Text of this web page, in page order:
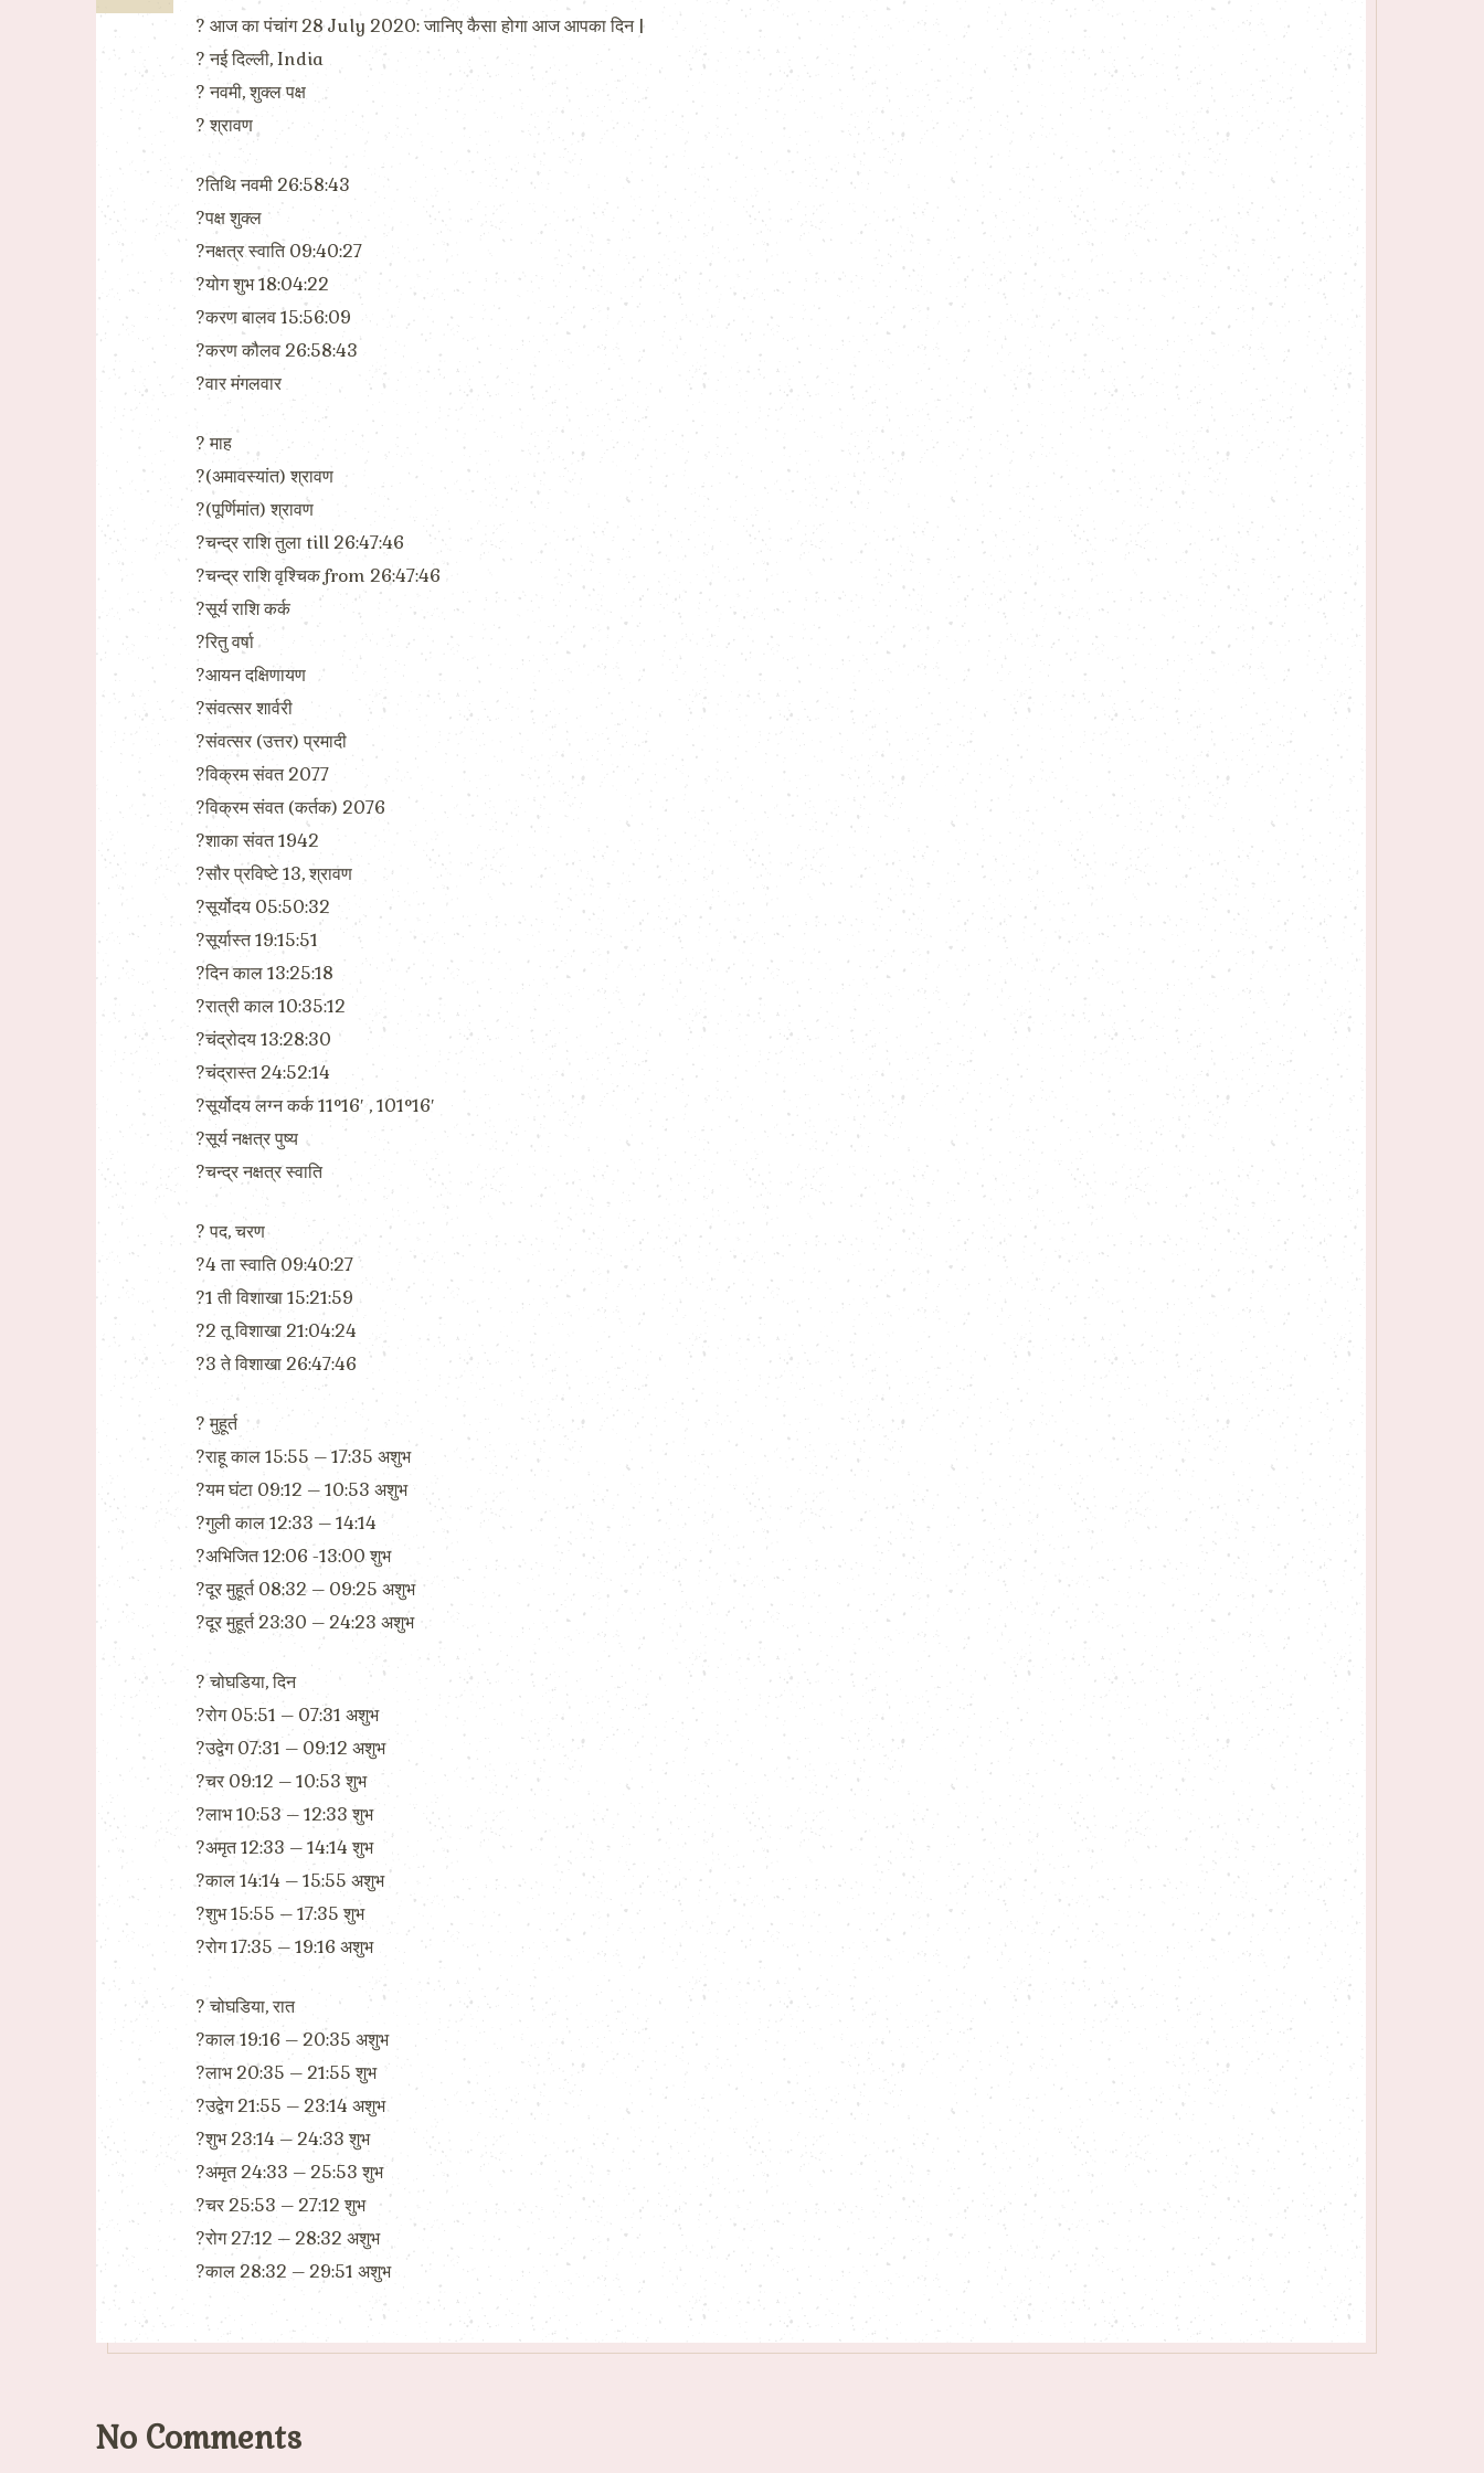
? आज का पंचांग 28 July 2020: जानिए कैसा होगा आज आपका दिन |
?️ नई दिल्ली, India
?️ नवमी, शुक्ल पक्ष
?️ श्रावण
?तिथि नवमी 26:58:43
?पक्ष शुक्ल
?नक्षत्र स्वाति 09:40:27
?योग शुभ 18:04:22
?करण बालव 15:56:09
?करण कौलव 26:58:43
?वार मंगलवार
?️ माह
?(अमावस्यांत) श्रावण
?(पूर्णिमांत) श्रावण
?चन्द्र राशि तुला till 26:47:46
?चन्द्र राशि वृश्चिक from 26:47:46
?सूर्य राशि कर्क
?रितु वर्षा
?आयन दक्षिणायण
?संवत्सर शार्वरी
?संवत्सर (उत्तर) प्रमादी
?विक्रम संवत 2077
?विक्रम संवत (कर्तक) 2076
?शाका संवत 1942
?सौर प्रविष्टे 13, श्रावण
?सूर्योदय 05:50:32
?सूर्यास्त 19:15:51
?दिन काल 13:25:18
?रात्री काल 10:35:12
?चंद्रोदय 13:28:30
?चंद्रास्त 24:52:14
?सूर्योदय लग्न कर्क 11°16′ , 101°16′
?सूर्य नक्षत्र पुष्य
?चन्द्र नक्षत्र स्वाति
?️ पद, चरण
?4 ता स्वाति 09:40:27
?1 ती विशाखा 15:21:59
?2 तू विशाखा 21:04:24
?3 ते विशाखा 26:47:46
?️ मुहूर्त
?राहू काल 15:55 – 17:35 अशुभ
?यम घंटा 09:12 – 10:53 अशुभ
?गुली काल 12:33 – 14:14
?अभिजित 12:06 -13:00 शुभ
?दूर मुहूर्त 08:32 – 09:25 अशुभ
?दूर मुहूर्त 23:30 – 24:23 अशुभ
?️ चोघडिया, दिन
?रोग 05:51 – 07:31 अशुभ
?उद्वेग 07:31 – 09:12 अशुभ
?चर 09:12 – 10:53 शुभ
?लाभ 10:53 – 12:33 शुभ
?अमृत 12:33 – 14:14 शुभ
?काल 14:14 – 15:55 अशुभ
?शुभ 15:55 – 17:35 शुभ
?रोग 17:35 – 19:16 अशुभ
?️ चोघडिया, रात
?काल 19:16 – 20:35 अशुभ
?लाभ 20:35 – 21:55 शुभ
?उद्वेग 21:55 – 23:14 अशुभ
?शुभ 23:14 – 24:33 शुभ
?अमृत 24:33 – 25:53 शुभ
?चर 25:53 – 27:12 शुभ
?रोग 27:12 – 28:32 अशुभ
?काल 28:32 – 29:51 अशुभ
No Comments